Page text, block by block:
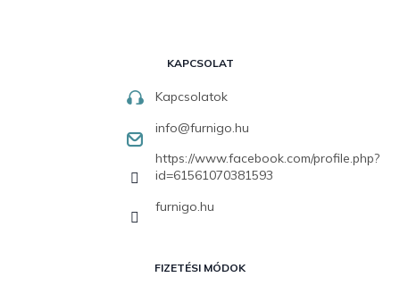
KAPCSOLAT
Kapcsolatok
info@furnigo.hu
https://www.facebook.com/profile.php?
id=61561070381593
furnigo.hu
FIZETÉSI MÓDOK